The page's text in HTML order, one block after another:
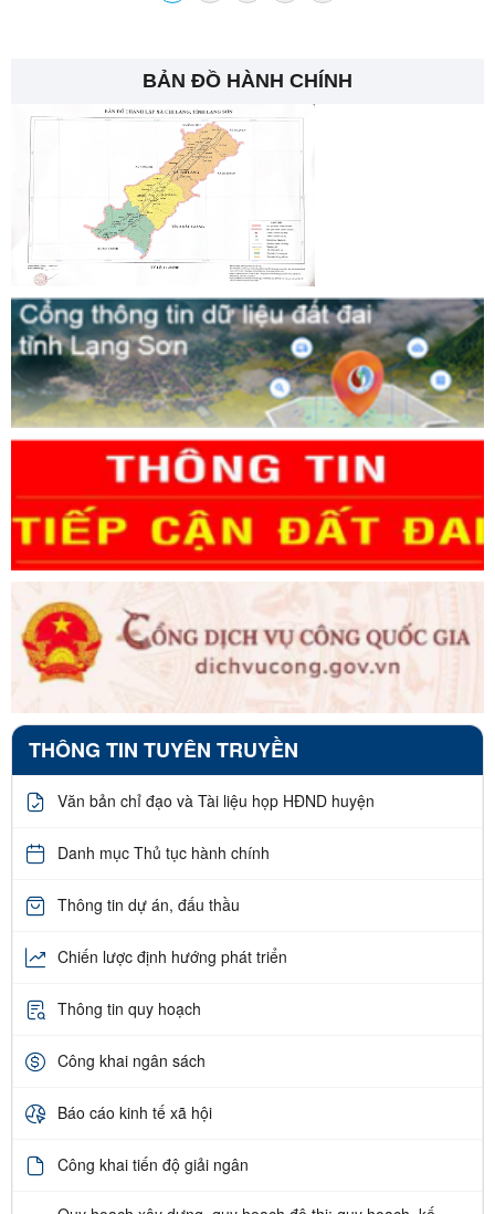
BẢN ĐỒ HÀNH CHÍNH
THÔNG TIN TUYÊN TRUYỀN
Văn bản chỉ đạo và Tài liệu họp HĐND huyện
Danh mục Thủ tục hành chính
Thông tin dự án, đấu thầu
Chiến lược định hướng phát triển
Thông tin quy hoạch
Công khai ngân sách
Báo cáo kinh tế xã hội
Công khai tiến độ giải ngân